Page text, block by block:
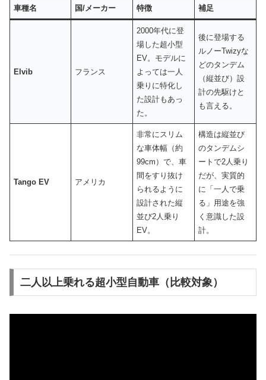
車種名 国/ メーカー 特徴 補足
Elvib フランス
2000年代に登
場した超小型
EV。モデルに
よっては一人
乗りに特化し
た設計もあっ
た。
後に登場する
ルノーTwizyな
どのタンデム
（縦並び）設
計の先駆けと
も言える。
Tango EV アメリカ
非常にスリム
な車体幅（約
99cm）で、車
間をすり抜け
られるように
設計された縦
並び2人乗り
EV。
構造は縦並び
のタンデムシ
ートで2人乗り
だが、実質的
に「一人で乗
る」用途を強
く意識した設
計。
二人以上乗れる超小型自動車（比較対象）